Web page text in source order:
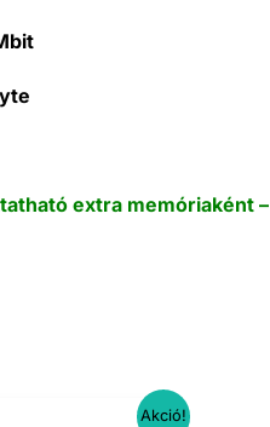
extra memóriaként –
Akció!